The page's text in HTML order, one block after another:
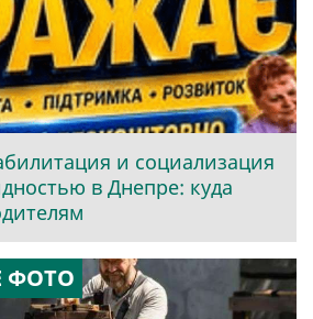
и социализация
в Днепре: куда
ФОТО